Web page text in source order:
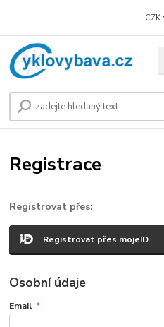
CZK
Registrace
Registrovat přes:
Registrovat přes mojeID
Osobní údaje
Email *